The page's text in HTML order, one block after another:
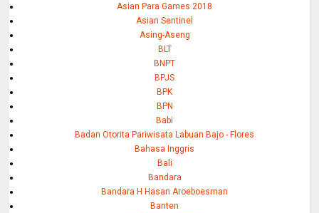
Asian Para Games 2018
Asian Sentinel
Asing-Aseng
BLT
BNPT
BPJS
BPK
BPN
Babi
Badan Otorita Pariwisata Labuan Bajo - Flores
Bahasa Inggris
Bali
Bandara
Bandara H Hasan Aroeboesman
Banten